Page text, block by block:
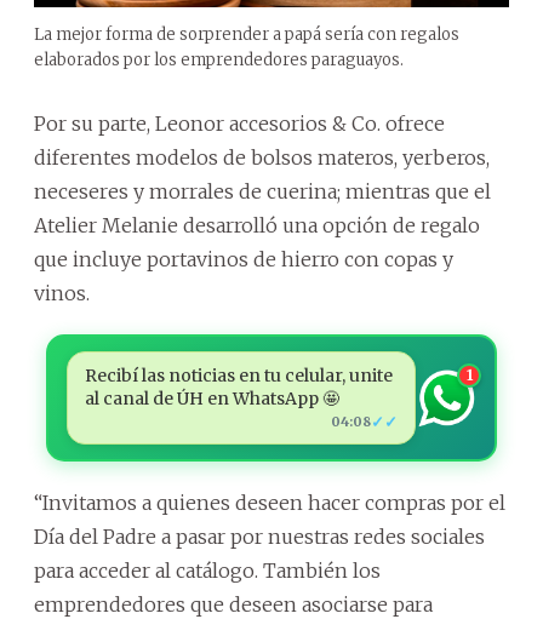
La mejor forma de sorprender a papá sería con regalos
elaborados por los emprendedores paraguayos.
Por su parte, Leonor accesorios & Co. ofrece
diferentes modelos de bolsos materos, yerberos,
neceseres y morrales de cuerina; mientras que el
Atelier Melanie desarrolló una opción de regalo
que incluye portavinos de hierro con copas y
vinos.
Recibí las noticias en tu celular, unite
al canal de ÚH en WhatsApp 🤩
04:08✓✓
1
“Invitamos a quienes deseen hacer compras por el
Día del Padre a pasar por nuestras redes sociales
para acceder al catálogo. También los
emprendedores que deseen asociarse para